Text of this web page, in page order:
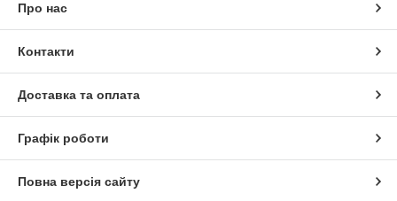
Про нас
Контакти
Доставка та оплата
Графік роботи
Повна версія сайту